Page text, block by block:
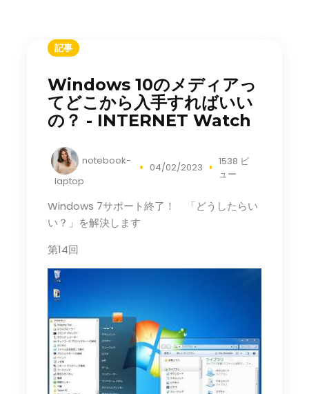
記事
Windows 10のメディアっ
てどこから入手すればいい
の？ - INTERNET Watch
notebook-
laptop
04/02/2023
1538 ビ
ュー
Windows 7サポート終了！ 「どうしたらい
い？」を解決します
第14回